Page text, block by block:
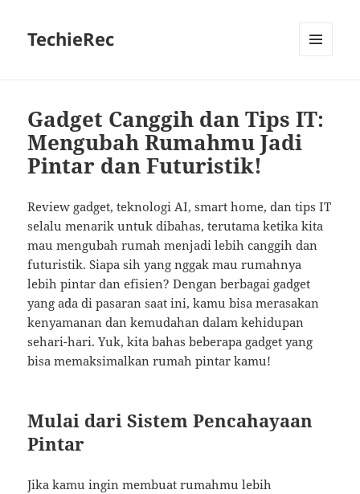
TechieRec
Gadget Canggih dan Tips IT:
Mengubah Rumahmu Jadi
Pintar dan Futuristik!
Review gadget, teknologi AI, smart home, dan tips IT
selalu menarik untuk dibahas, terutama ketika kita
mau mengubah rumah menjadi lebih canggih dan
futuristik. Siapa sih yang nggak mau rumahnya
lebih pintar dan efisien? Dengan berbagai gadget
yang ada di pasaran saat ini, kamu bisa merasakan
kenyamanan dan kemudahan dalam kehidupan
sehari-hari. Yuk, kita bahas beberapa gadget yang
bisa memaksimalkan rumah pintar kamu!
Mulai dari Sistem Pencahayaan
Pintar
Jika kamu ingin membuat rumahmu lebih